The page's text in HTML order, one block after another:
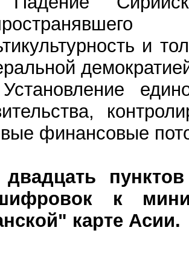
и
финансовые
к
карте Асии.